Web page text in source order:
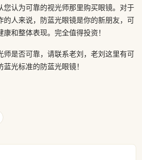
您认为可靠的视光师那里购买眼镜。对于
的人来说，防蓝光眼镜是你的新朋友，可
和整体表现。完全值得投资！
师是否可靠，请联系老刘，老刘这里有可
光标准的防蓝光眼镜！